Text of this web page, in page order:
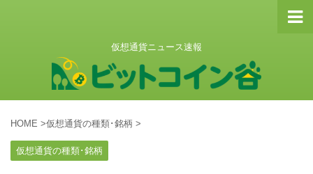
仮想通貨ニュース速報
HOME >仮想通貨の種類･銘柄 >
仮想通貨の種類･銘柄